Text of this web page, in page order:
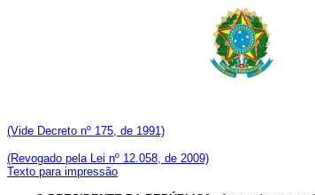
(Vide Decreto nº 175, de 1991)
(Revogado pela Lei nº 12.058, de 2009)
Texto para impressão